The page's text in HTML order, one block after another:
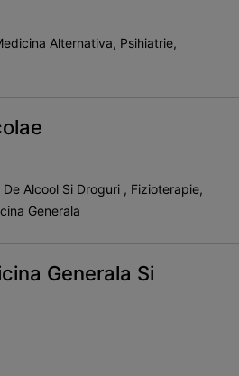
Alternativa, Psihiatrie,
Alcool Si Droguri , Fizioterapie,
Generala
Generala Si